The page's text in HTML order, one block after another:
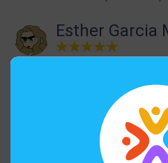
Esther Garcia
Juan y Elena
La sensación de
oscuridad fue algo que no